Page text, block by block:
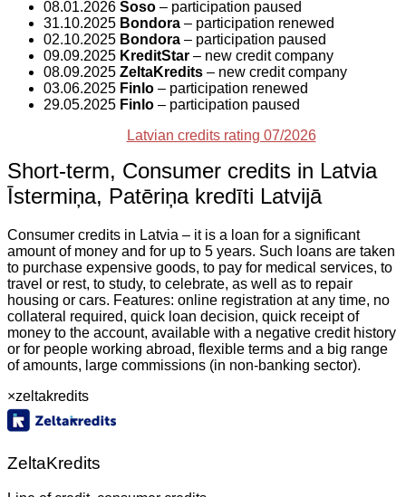
08.01.2026 Soso – participation paused
31.10.2025 Bondora – participation renewed
02.10.2025 Bondora – participation paused
09.09.2025 KreditStar – new credit company
08.09.2025 ZeltaKredits – new credit company
03.06.2025 Finlo – participation renewed
29.05.2025 Finlo – participation paused
Latvian credits rating 07/2026
Short-term, Consumer credits in Latvia
Īstermiņa, Patēriņa kredīti Latvijā
Consumer credits in Latvia – it is a loan for a significant
amount of money and for up to 5 years. Such loans are taken
to purchase expensive goods, to pay for medical services, to
travel or rest, to study, to celebrate, as well as to repair
housing or cars. Features: online registration at any time, no
collateral required, quick loan decision, quick receipt of
money to the account, available with a negative credit history
or for people working abroad, flexible terms and a big range
of amounts, large commissions (in non-banking sector).
×zeltakredits
ZeltaKredits